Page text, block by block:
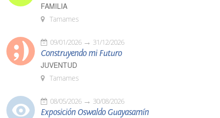
FAMILIA
Tamames
09/01/2026 31/12/2026
Construyendo mi Futuro
JUVENTUD
Tamames
08/05/2026 30/08/2026
Exposición Oswaldo Guayasamín